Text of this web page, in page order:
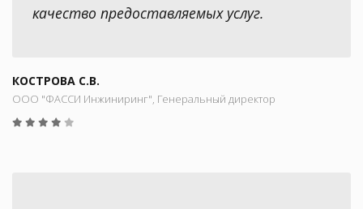
качество предоставляемых услуг.
КОСТРОВА С.В.
ООО "ФАССИ Инжиниринг", Генеральный директор